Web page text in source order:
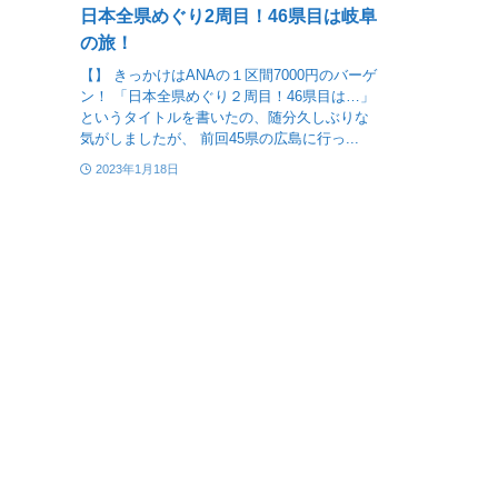
日本全県めぐり2周目！46県目は岐阜
の旅！
【】 きっかけはANAの１区間7000円のバーゲ
ン！ 「日本全県めぐり２周目！46県目は…」
というタイトルを書いたの、随分久しぶりな
気がしましたが、 前回45県の広島に行っ...
2023年1月18日